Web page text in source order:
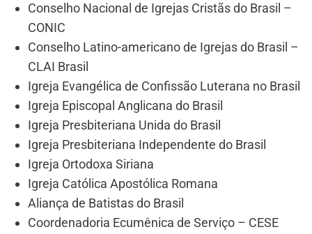
Conselho Nacional de Igrejas Cristãs do Brasil –
CONIC
Conselho Latino-americano de Igrejas do Brasil –
CLAI Brasil
Igreja Evangélica de Confissão Luterana no Brasil
Igreja Episcopal Anglicana do Brasil
Igreja Presbiteriana Unida do Brasil
Igreja Presbiteriana Independente do Brasil
Igreja Ortodoxa Siriana
Igreja Católica Apostólica Romana
Aliança de Batistas do Brasil
Coordenadoria Ecumênica de Serviço – CESE